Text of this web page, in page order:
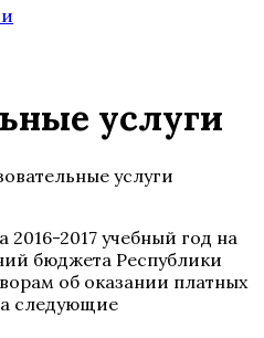
услуги
услуги
2016-2017 учебный год на
бюджета Республики
об оказании платных
следующие